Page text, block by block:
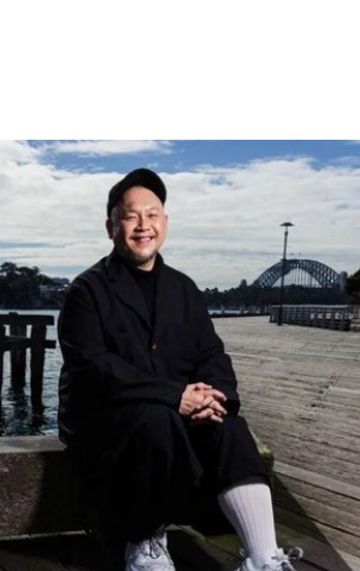
、公共、市政、社区及文化建筑。
组织的说明，这些作品展现了“以
且富有同理心的设计理念，体现
的重要贡献”。
期的代表作之一是位于赫尔辛基的
家”（Aalto House，1936），由
其妻子艾诺·阿尔托共同设计，作
。在13项作品中，有5项位于芬
包括文化之家（House of
活动中心，以及著名的芬兰大厅
1971），后者兼具会议中心与音